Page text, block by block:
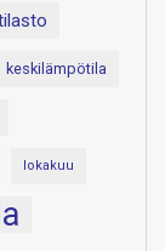
keskilämpötila
lokakuu